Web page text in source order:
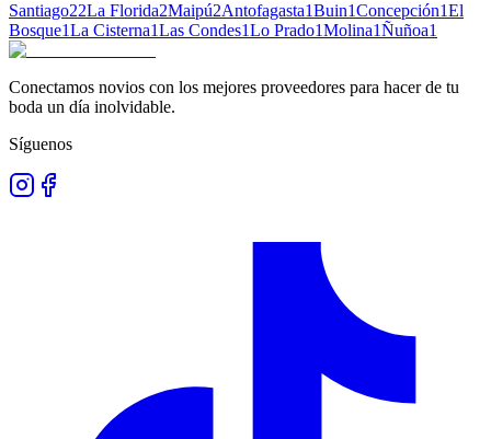
Santiago22La Florida2Maipú2Antofagasta1Buin1Concepción1El
Bosque1La Cisterna1Las Condes1Lo Prado1Molina1Ñuñoa1
Conectamos novios con los mejores proveedores para hacer de tu
boda un día inolvidable.
Síguenos